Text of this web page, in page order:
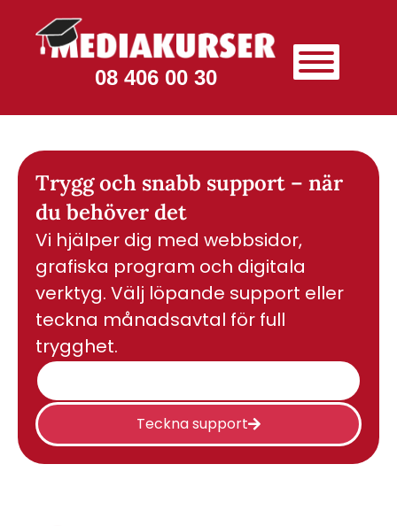
08 406 00 30
Trygg och snabb support – när
du behöver det
Vi hjälper dig med webbsidor,
grafiska program och digitala
verktyg. Välj löpande support eller
teckna månadsavtal för full
trygghet.
Teckna support